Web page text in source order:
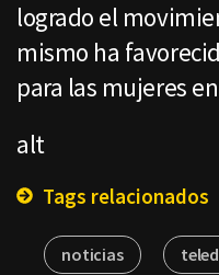
logrado el
mismo ha
para las mujeres
alt
Tags relacionados
noticias